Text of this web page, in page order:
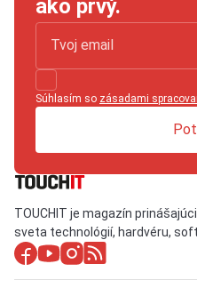
ako prvý.
Súhlasím so zásadami
TOUCHIT je magazín
sveta technológií, hardvéru,